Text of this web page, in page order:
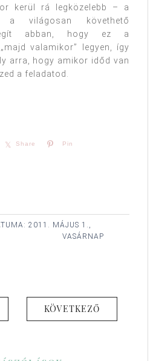
kerül rá legközelebb – a
a világosan követhető
abban, hogy ez a
valamikor” legyen, így
arra, hogy amikor időd van
a feladatod.
Share Pin
2011. MÁJUS 1.,
VASÁRNAP
KÖVETKEZŐ